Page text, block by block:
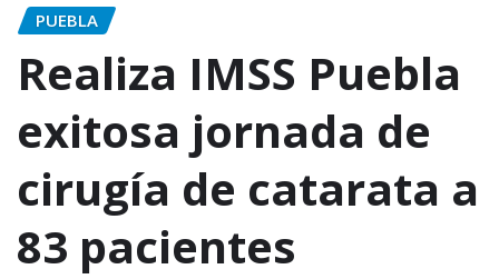
PUEBLA
Realiza IMSS Puebla
exitosa jornada de
cirugía de catarata a
83 pacientes